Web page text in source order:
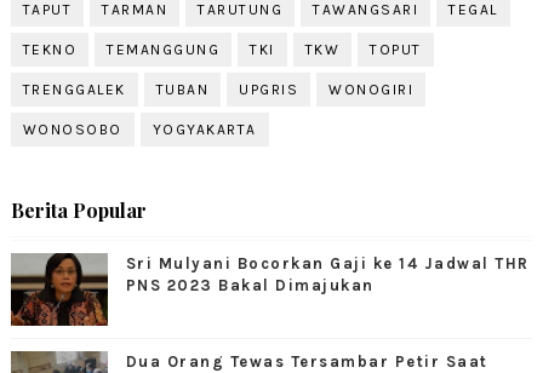
TAPUT TARMAN TARUTUNG TAWANGSARI TEGAL
TEKNO TEMANGGUNG TKI TKW TOPUT
TRENGGALEK TUBAN UPGRIS WONOGIRI
WONOSOBO YOGYAKARTA
Berita Popular
Sri Mulyani Bocorkan Gaji ke 14 Jadwal THR
PNS 2023 Bakal Dimajukan
Dua Orang Tewas Tersambar Petir Saat